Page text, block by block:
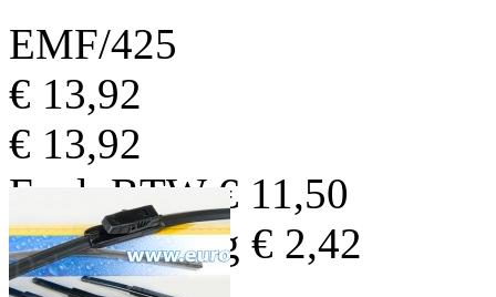
EMF/425
€ 13,92
€ 13,92
Excl. BTW € 11,50
BTW Bedrag € 2,42